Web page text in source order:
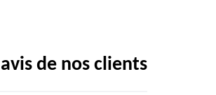
avis de nos clients